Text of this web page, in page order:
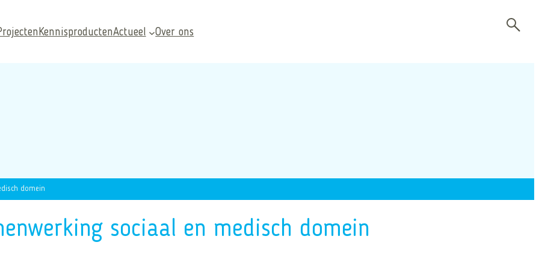
KennisproductenActueel Over ons
domein
sociaal en medisch domein
Veelgezochte pagina’s